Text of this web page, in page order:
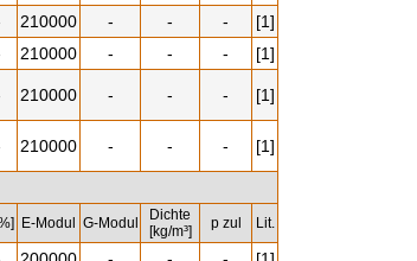
210000 - - -
[1]
210000 - - -
[1]
210000 - - - [1]
210000 - - - [1]
E-Modul G-Modul
Dichte
[kg/m³]
p zul Lit.